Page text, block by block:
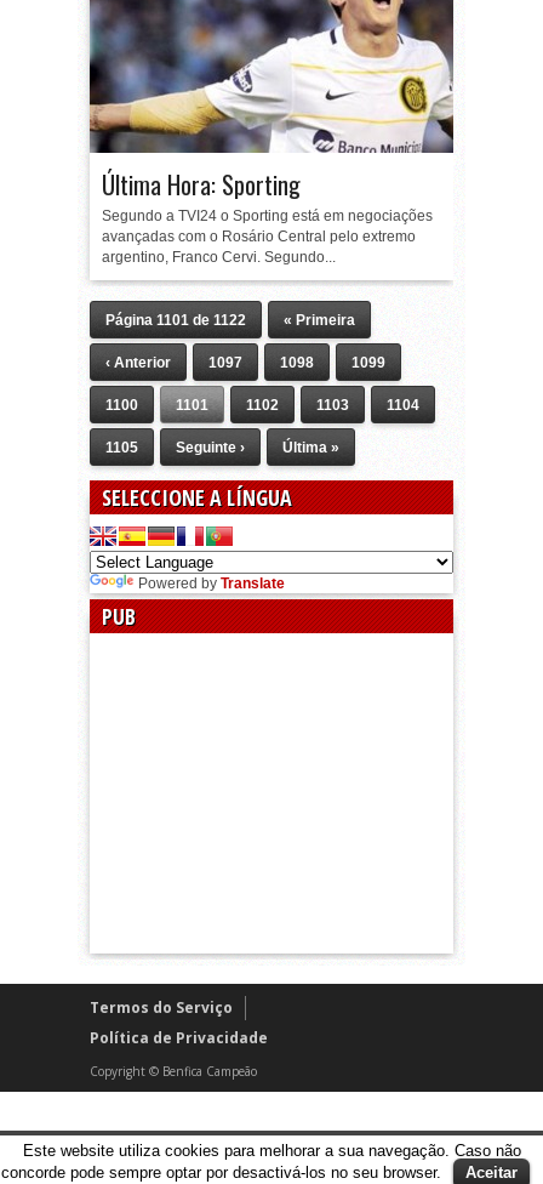
Última Hora: Sporting
Segundo a TVI24 o Sporting está em negociações
avançadas com o Rosário Central pelo extremo
argentino, Franco Cervi. Segundo...
Página 1101 de 1122 « Primeira
‹ Anterior 1097 1098 1099
1100 1101 1102 1103 1104
1105 Seguinte › Última »
SELECCIONE A LÍNGUA
Powered by Translate
PUB
Termos do Serviço
Política de Privacidade
Copyright © Benfica Campeão
Este website utiliza cookies para melhorar a sua navegação. Caso não
concorde pode sempre optar por desactivá-los no seu browser.
Aceitar